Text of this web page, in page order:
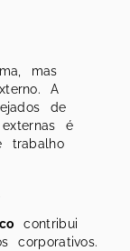
mas
A
de
é
trabalho
contribui
corporativos.